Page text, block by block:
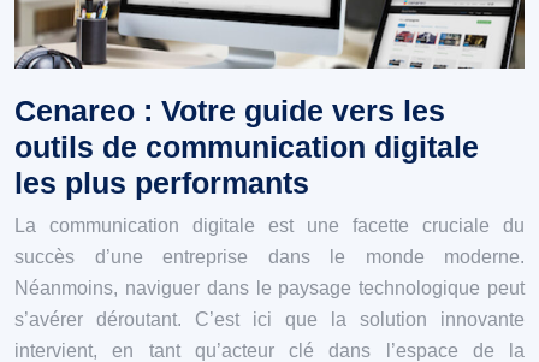
Cenareo : Votre guide vers les
outils de communication digitale
les plus performants
La communication digitale est une facette cruciale du
succès d’une entreprise dans le monde moderne.
Néanmoins, naviguer dans le paysage technologique peut
s’avérer déroutant. C’est ici que la solution innovante
intervient, en tant qu’acteur clé dans l’espace de la